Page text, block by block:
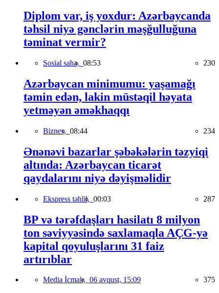
Diplom var, iş yoxdur: Azərbaycanda
təhsil niyə gənclərin məşğulluğuna
təminat vermir?
Sosial sahə, 08:53 230
Azərbaycan minimumu: yaşamağı
təmin edən, lakin müstəqil həyata
yetməyən əməkhaqqı
Biznes, 08:44 234
Ənənəvi bazarlar şəbəkələrin təzyiqi
altında: Azərbaycan ticarət
qaydalarını niyə dəyişməlidir
Ekspress təhlil, 00:03 287
BP və tərəfdaşları hasilatı 8 milyon
ton səviyyəsində saxlamaqla AÇG-yə
kapital qoyuluşlarını 31 faiz
artırıblar
Media İcmalı, 06 avqust, 15:09 375